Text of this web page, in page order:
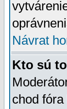
Návrat
Kto sú
chod